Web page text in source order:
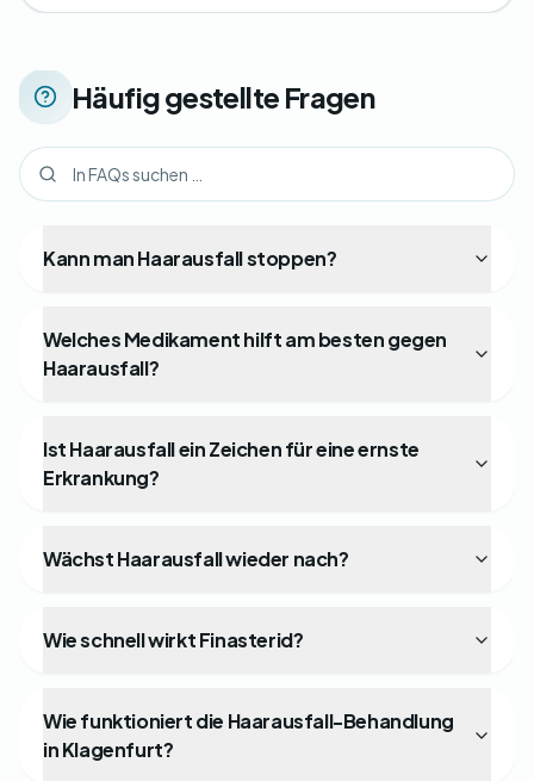
Häufig gestellte Fragen
Kann man Haarausfall stoppen?
Welches Medikament hilft am besten gegen
Haarausfall?
Ist Haarausfall ein Zeichen für eine ernste
Erkrankung?
Wächst Haarausfall wieder nach?
Wie schnell wirkt Finasterid?
Wie funktioniert die Haarausfall-Behandlung
in Klagenfurt?